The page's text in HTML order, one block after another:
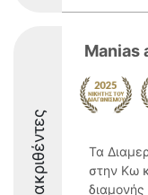
Διακριθέντες
Manias
Τα
στην Κω
διαμονής